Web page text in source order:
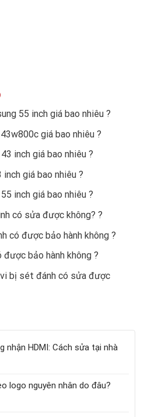
55 inch giá bao nhiêu ?
giá bao nhiêu ?
inch giá bao nhiêu ?
inch giá bao nhiêu ?
inch giá bao nhiêu ?
có sửa được không? ?
có được bảo hành không ?
bảo hành không ?
bị sét đánh có sửa được
nhận HDMI: Cách sửa tại nhà
logo nguyên nhân do đâu?